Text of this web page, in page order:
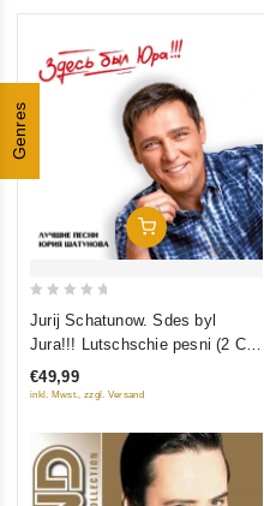
Genres
In Den Warenkorb
out
5
Jurij Schatunow. Sdes byl
Jura!!! Lutschschie pesni (2 CD
Limited Edition)
€49,99
inkl. Mwst., zzgl. Versand